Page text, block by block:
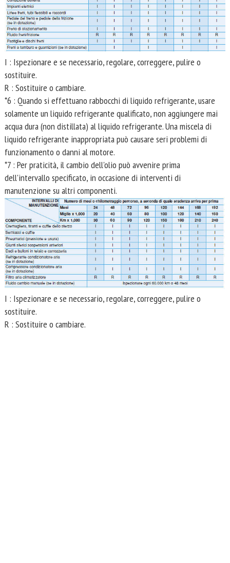
I : Ispezionare e se necessario, regolare, correggere, pulire o
sostituire.
R : Sostituire o cambiare.
*6 : Quando si effettuano rabbocchi di liquido refrigerante, usare
solamente un liquido refrigerante qualificato, non aggiungere mai
acqua dura (non distillata) al liquido refrigerante. Una miscela di
liquido refrigerante inappropriata può causare seri problemi di
funzionamento o danni al motore.
*7 : Per praticità, il cambio dell'olio può avvenire prima
dell'intervallo specificato, in occasione di interventi di
manutenzione su altri componenti.
I : Ispezionare e se necessario, regolare, correggere, pulire o
sostituire.
R : Sostituire o cambiare.